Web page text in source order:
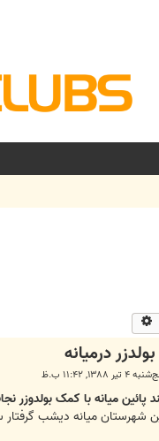
جستجو
درميانه
۴ تیر ۱۳۸۸, ۱۱:۴۲ ب.ظ
ميانه با کمک بولدوزر
شهرستان ميانه ديشب